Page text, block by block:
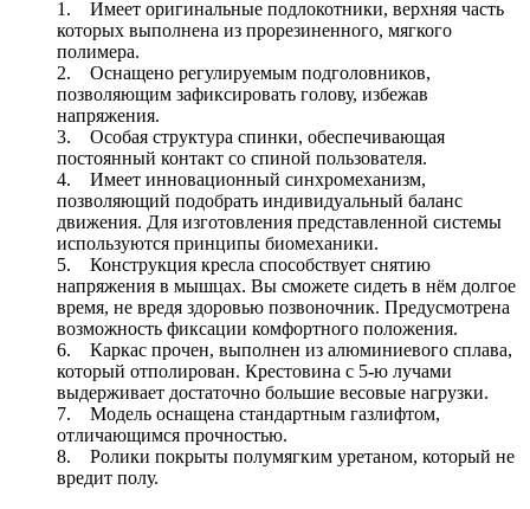
1. Имеет оригинальные подлокотники, верхняя часть
которых выполнена из прорезиненного, мягкого
полимера.
2. Оснащено регулируемым подголовников,
позволяющим зафиксировать голову, избежав
напряжения.
3. Особая структура спинки, обеспечивающая
постоянный контакт со спиной пользователя.
4. Имеет инновационный синхромеханизм,
позволяющий подобрать индивидуальный баланс
движения. Для изготовления представленной системы
используются принципы биомеханики.
5. Конструкция кресла способствует снятию
напряжения в мышцах. Вы сможете сидеть в нём долгое
время, не вредя здоровью позвоночник. Предусмотрена
возможность фиксации комфортного положения.
6. Каркас прочен, выполнен из алюминиевого сплава,
который отполирован. Крестовина с 5-ю лучами
выдерживает достаточно большие весовые нагрузки.
7. Модель оснащена стандартным газлифтом,
отличающимся прочностью.
8. Ролики покрыты полумягким уретаном, который не
вредит полу.